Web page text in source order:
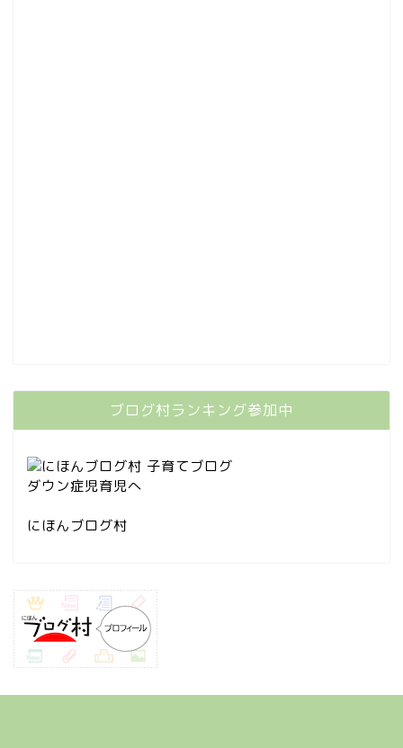
ブログ村ランキング参加中
にほんブログ村